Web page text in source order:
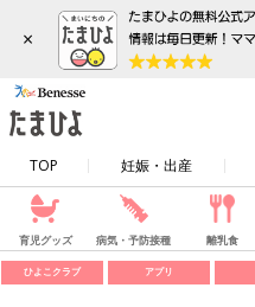
×
TOP 妊娠・出産
育児グッズ 病気・予防接種 離乳食
ひよこクラブ アプリ